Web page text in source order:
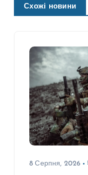
Схожі новини
8 Серпня, 2026